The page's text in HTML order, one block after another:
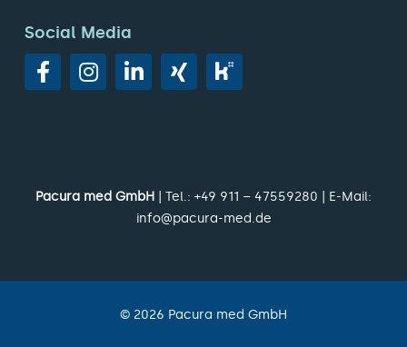
Social Media
Pacura med GmbH | Tel.: +49 911 – 47559280 | E-Mail:
info@pacura-med.de
© 2026 Pacura med GmbH